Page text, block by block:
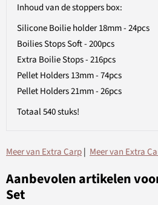
Inhoud van de stoppers box:
Silicone Boilie holder 18mm - 24pcs
Boilies Stops Soft - 200pcs
Extra Boilie Stops - 216pcs
Pellet Holders 13mm - 74pcs
Pellet Holders 21mm - 26pcs
Totaal 540 stuks!
Meer van Extra Carp| Meer van Extra
Aanbevolen artikelen
Set